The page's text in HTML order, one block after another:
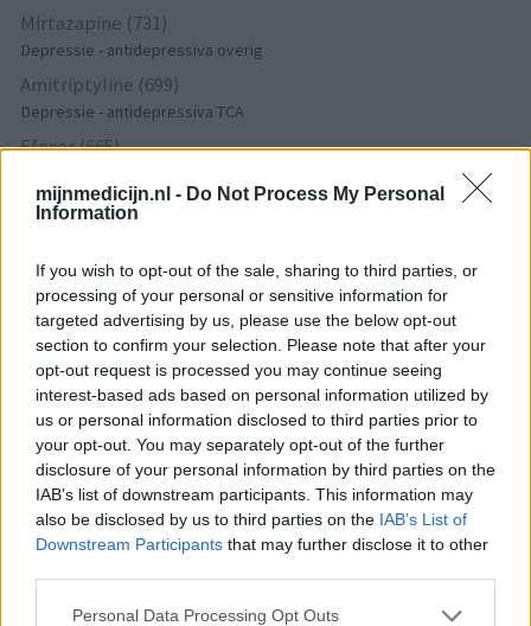
mijnmedicijn.nl - Do Not Process My Personal
Information
If you wish to opt-out of the sale, sharing to third parties, or
processing of your personal or sensitive information for
targeted advertising by us, please use the below opt-out
section to confirm your selection. Please note that after your
opt-out request is processed you may continue seeing
interest-based ads based on personal information utilized by
us or personal information disclosed to third parties prior to
your opt-out. You may separately opt-out of the further
disclosure of your personal information by third parties on the
IAB’s list of downstream participants. This information may
also be disclosed by us to third parties on the IAB’s List of
Downstream Participants that may further disclose it to other
Personal Data Processing Opt Outs
Mirtazapine (731)
Depressie - antidepressiva overig
Amitriptyline (699)
Depressie - antidepressiva TCA
Efexor (665)
Ethinylestradiol / Levonorgestrel (656)
Escitalopram (647)
Depressie - antidepressiva SSRI
Seroquel (647)
Psychose / schizofrenie - antipsychotica
Amoxicilline (646)
Antibiotica - penicillines breedspectrum
Wellbutrin XR (646)
Verslavingsziekten
Metformine (620)
Diabetes (suikerziekte) - orale middelen
Implanon (hormoonimplantaat) (584)
Anticonceptie - overig